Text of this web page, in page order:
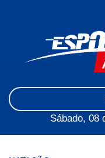
Sábado, 08